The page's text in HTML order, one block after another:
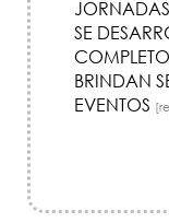
SE
BRINDAN
EVENTOS